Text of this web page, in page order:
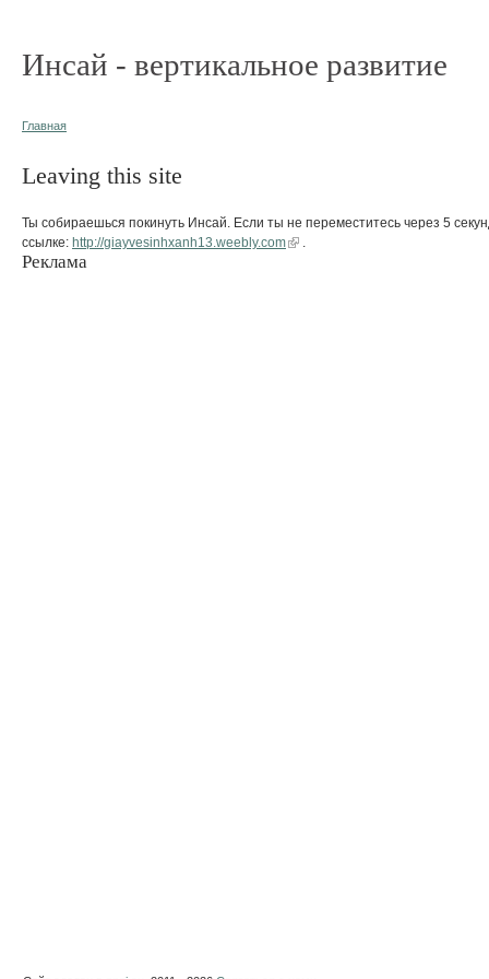
Инсай - вертикальное развитие
Главная
Leaving this site
Ты собираешься покинуть Инсай. Если ты не переместитесь через 5
ссылке: http://giayvesinhxanh13.weebly.com
Реклама